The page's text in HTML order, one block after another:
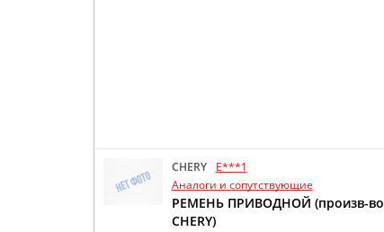
CHERY
E***1
Аналоги и сопутствующие
РЕМЕНЬ ПРИВОДНОЙ (произв-во
CHERY)